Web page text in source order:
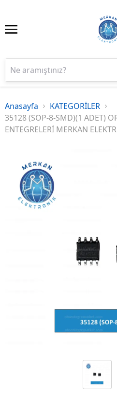
Anasayfa
KATEGORİLER
35128 (SOP-8-SMD)(1 ADET)
ENTEGRELERİ MERKAN